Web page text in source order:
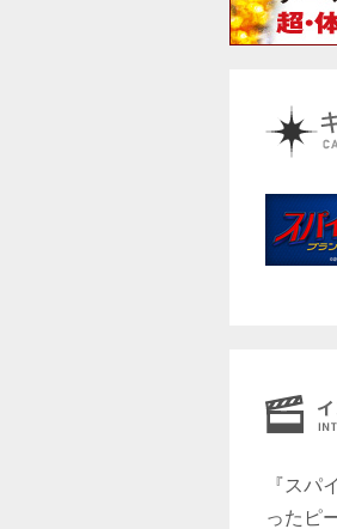
『スパ
ったピ